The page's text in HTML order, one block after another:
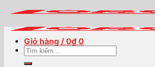
content
Tìm
kiếm:
Giỏ hàng / 0₫ 0